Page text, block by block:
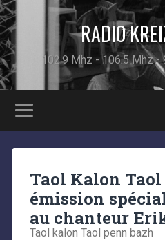
RADIO
102.9 Mhz - 106.5 Mhz
Taol Kalon
émission
au chanteur
Taol kalon Taol penn bazh